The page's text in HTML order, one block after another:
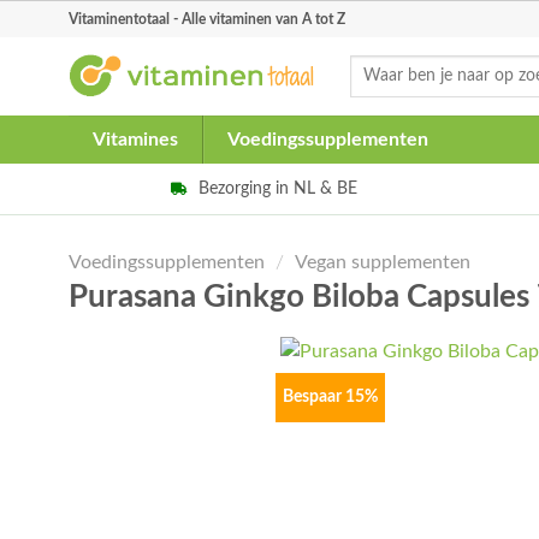
Vitaminentotaal - Alle vitaminen van A tot Z
Zoeken
Vitamines Voedingssupplementen
Bezorging in NL & BE
Voedingssupplementen / Vegan supplementen
Purasana Ginkgo Biloba Capsules
Bespaar 15%